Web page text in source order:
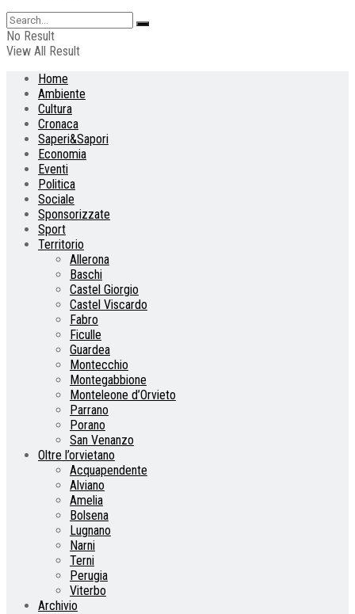
No Result
View All Result
Home
Ambiente
Cultura
Cronaca
Saperi&Sapori
Economia
Eventi
Politica
Sociale
Sponsorizzate
Sport
Territorio
Allerona
Baschi
Castel Giorgio
Castel Viscardo
Fabro
Ficulle
Guardea
Montecchio
Montegabbione
Monteleone d’Orvieto
Parrano
Porano
San Venanzo
Oltre l’orvietano
Acquapendente
Alviano
Amelia
Bolsena
Lugnano
Narni
Terni
Perugia
Viterbo
Archivio